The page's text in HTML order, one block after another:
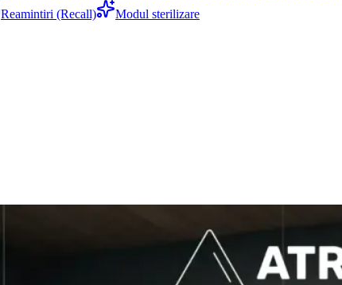
Reamintiri (Recall)
Modul sterilizare